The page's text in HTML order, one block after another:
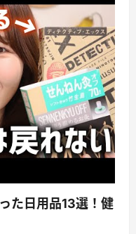
た日用品13選！健